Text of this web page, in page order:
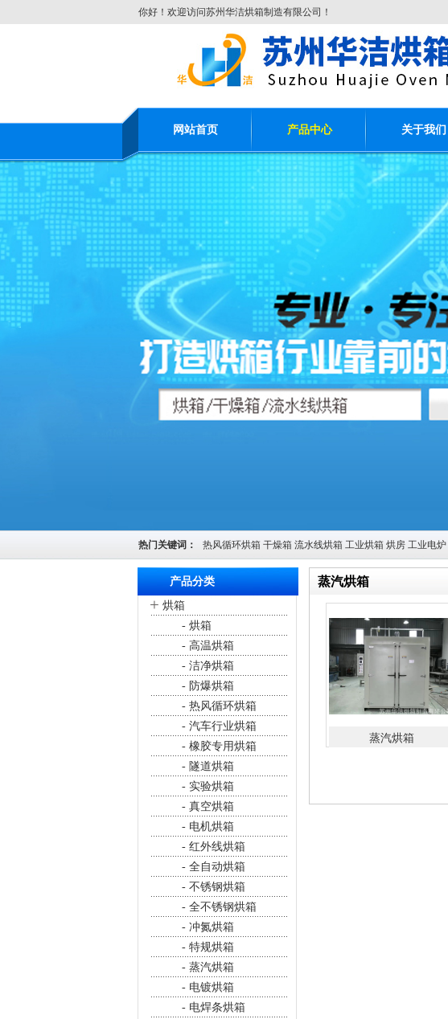
你好！欢迎访问苏州华洁烘箱制造有限公司！
网站首页 产品中心 关于我们
热门关键词： 热风循环烘箱 干燥箱 流水线烘箱 工业烘箱 烘房 工业电炉
产品分类
+ 烘箱
- 烘箱
- 高温烘箱
- 洁净烘箱
- 防爆烘箱
- 热风循环烘箱
- 汽车行业烘箱
- 橡胶专用烘箱
- 隧道烘箱
- 实验烘箱
- 真空烘箱
- 电机烘箱
- 红外线烘箱
- 全自动烘箱
- 不锈钢烘箱
- 全不锈钢烘箱
- 冲氮烘箱
- 特规烘箱
- 蒸汽烘箱
- 电镀烘箱
- 电焊条烘箱
蒸汽烘箱
您的位置：首页>
蒸汽烘箱